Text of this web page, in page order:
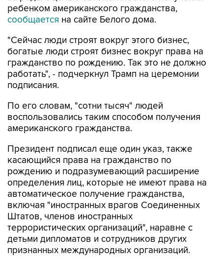
ребенком американского гражданства,
сообщается на сайте Белого дома.
"Сейчас люди строят вокруг этого бизнес,
богатые люди строят бизнес вокруг права на
гражданство по рождению. Так это не должно
работать", - подчеркнул Трамп на церемонии
подписания.
По его словам, "сотни тысяч" людей
воспользовались таким способом получения
американского гражданства.
Президент подписал еще один указ, также
касающийся права на гражданство по
рождению и подразумевающий расширение
определения лиц, которые не имеют права на
автоматическое получение гражданства,
включая "иностранных врагов Соединенных
Штатов, членов иностранных
террористических организаций", наравне с
детьми дипломатов и сотрудников других
признанных международных организаций.